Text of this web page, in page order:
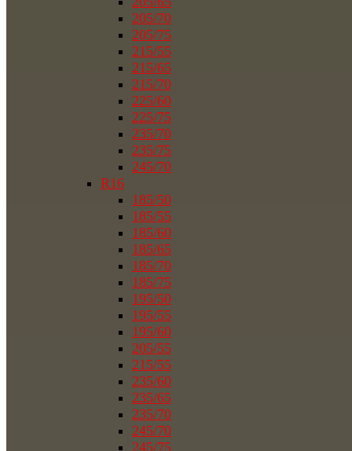
205/70
205/75
215/55
215/65
215/70
225/60
225/75
235/70
235/75
245/70
R16
185/50
185/55
185/60
185/65
185/70
185/75
195/50
195/55
195/60
205/55
215/55
235/60
235/65
235/70
245/70
245/75